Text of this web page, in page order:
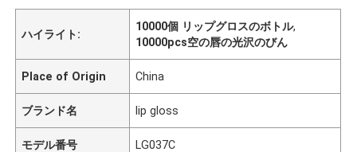
ハイライト:
10000個 リップグロスのボトル,
10000pcs空の唇の光沢のびん
Place of Origin China
ブランド名 lip gloss
モデル番号 LG037C